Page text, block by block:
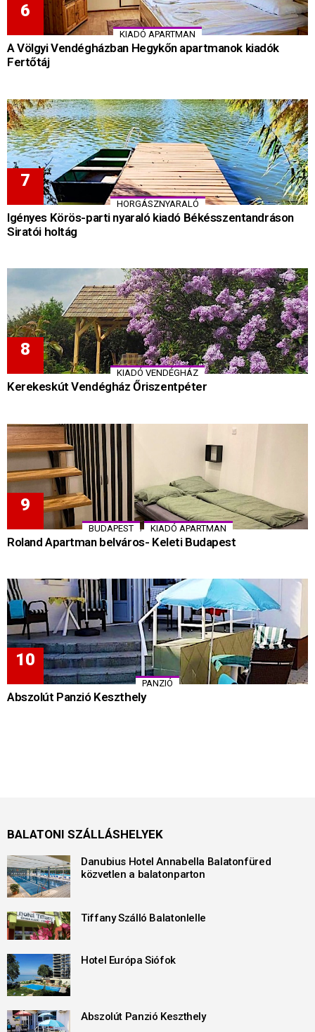
KIADÓ APARTMAN
A Völgyi Vendégházban Hegykőn apartmanok kiadók
Fertőtáj
HORGÁSZNYARALÓ
Igényes Körös-parti nyaraló kiadó Békésszentandráson
Siratói holtág
KIADÓ VENDÉGHÁZ
Kerekeskút Vendégház Őriszentpéter
BUDAPEST , KIADÓ APARTMAN
Roland Apartman belváros- Keleti Budapest
PANZIÓ
Abszolút Panzió Keszthely
BALATONI SZÁLLÁSHELYEK
Danubius Hotel Annabella Balatonfüred
közvetlen a balatonparton
Tiffany Szálló Balatonlelle
Hotel Európa Siófok
Abszolút Panzió Keszthely